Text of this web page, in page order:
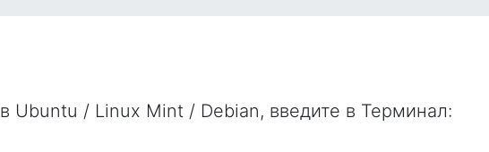
в Ubuntu / Linux Mint / Debian, введите в Терминал: